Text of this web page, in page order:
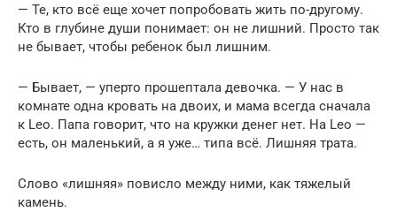
— Те, кто всё еще хочет попробовать жить по-другому.
Кто в глубине души понимает: он не лишний. Просто так
не бывает, чтобы ребенок был лишним.
— Бывает, — уперто прошептала девочка. — У нас в
комнате одна кровать на двоих, и мама всегда сначала
к Leo. Папа говорит, что на кружки денег нет. На Leo —
есть, он маленький, а я уже… типа всё. Лишняя трата.
Слово «лишняя» повисло между ними, как тяжелый
камень.